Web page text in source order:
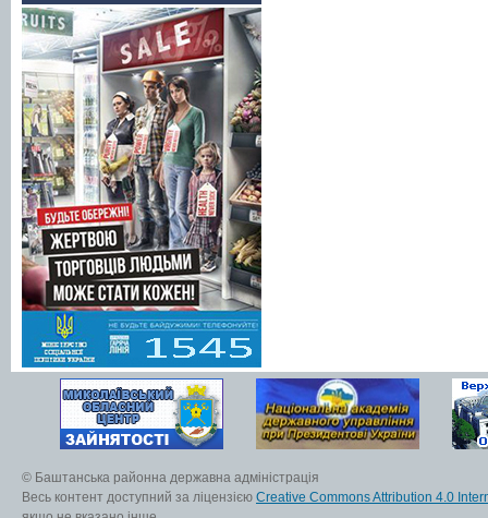
© Баштанська районна державна адміністрація
Весь контент доступний за ліцензією Creative Commons Attribution 4.0